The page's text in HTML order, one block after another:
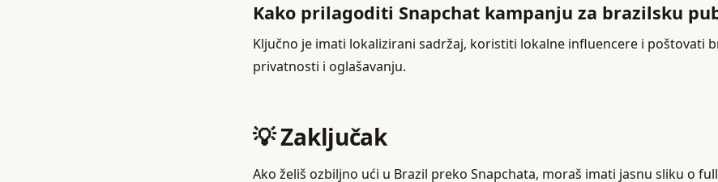
Kako prilagoditi Snapchat kampanju za brazilsku
Ključno je imati lokalizirani sadržaj, koristiti lokalne influencere i poštovati
privatnosti i oglašavanju.
💡 Zaključak
Ako želiš ozbiljno ući u Brazil preko Snapchata, moraš imati jasnu sliku o